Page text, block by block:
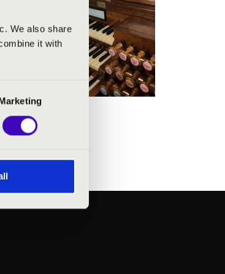
We also share
it with